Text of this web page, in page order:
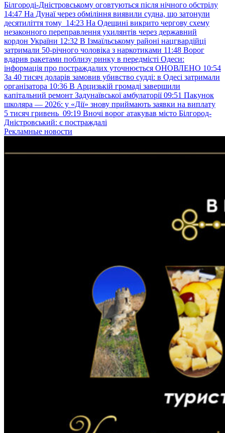
Білгороді-Дністровському оговтуються після нічного обстрілу
14:47 На Дунаї через обміління виявили судна, що затонули
десятиліття тому 14:23 На Одещині викрито чергову схему
незаконного переправлення ухилянтів через державний
кордон України 12:32 В Ізмаїльському районі нацгвардійці
затримали 50-річного чоловіка з наркотиками 11:48 Ворог
вдарив ракетами поблизу ринку в передмісті Одеси:
інформація про постраждалих уточнюється ОНОВЛЕНО 10:54
За 40 тисяч доларів замовив убивство судді: в Одесі затримали
організатора 10:36 В Арцизькій громаді завершили
капітальний ремонт Задунаївської амбулаторії 09:51 Пакунок
школяра — 2026: у «Дії» знову приймають заявки на виплату
5 тисяч гривень 09:19 Вночі ворог атакував місто Білгород-
Дністровський: є постраждалі
Рекламные новости